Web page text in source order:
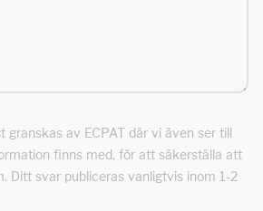
av ECPAT där vi även ser till
finns med, för att säkerställa att
Ditt svar publiceras vanligtvis inom 1-2